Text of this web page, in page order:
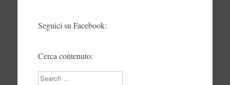
Seguici su Facebook:
Cerca contenuto:
Search